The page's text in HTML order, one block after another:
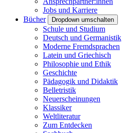
Jobs und Karriere
Bücher
Dropdown umschalten
Schule und Studium
Deutsch und Germanistik
Moderne Fremdsprachen
Latein und Griechisch
Philosophie und Ethik
Geschichte
Pädagogik und Didaktik
Belletristik
Neuerscheinungen
Klassiker
Weltliteratur
Zum Entdecken